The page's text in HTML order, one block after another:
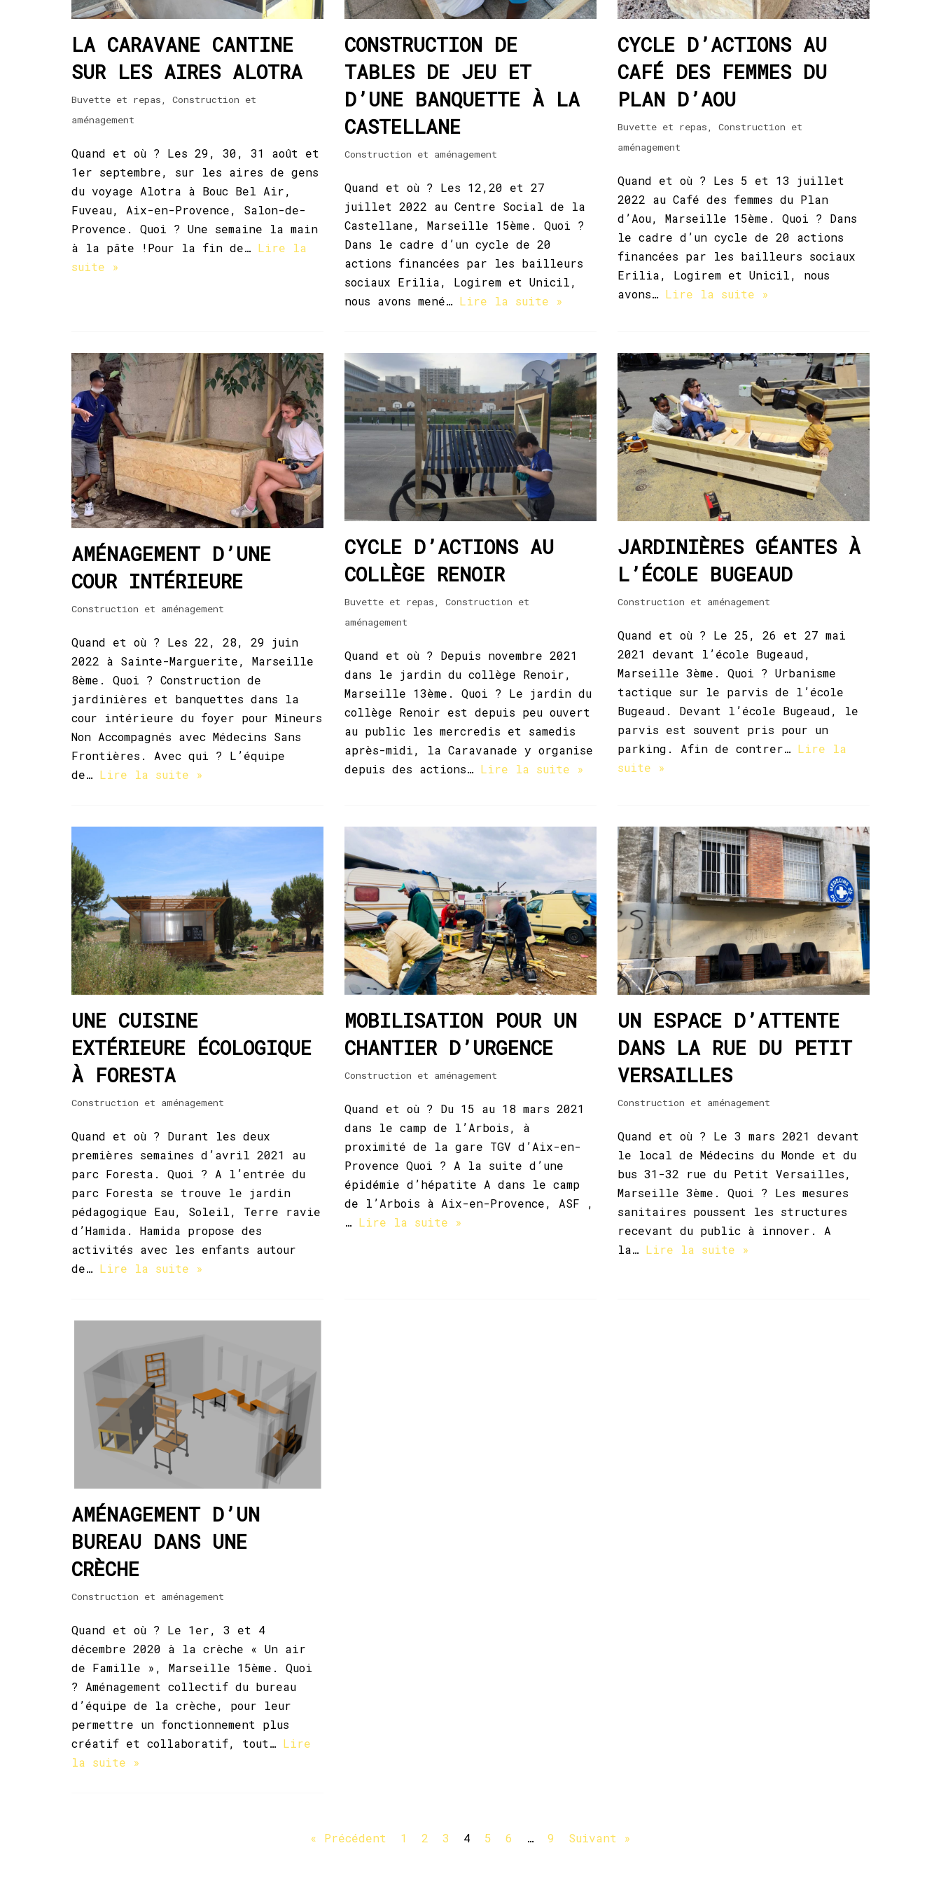
LA CARAVANE CANTINE
SUR LES AIRES ALOTRA
Buvette et repas, Construction et
aménagement
Quand et où ? Les 29, 30, 31 août et
1er septembre, sur les aires de gens
du voyage Alotra à Bouc Bel Air,
Fuveau, Aix-en-Provence, Salon-de-
Provence. Quoi ? Une semaine la main
à la pâte !Pour la fin de… Lire la
suite »
CONSTRUCTION DE
TABLES DE JEU ET
D’UNE BANQUETTE À LA
CASTELLANE
Construction et aménagement
Quand et où ? Les 12,20 et 27
juillet 2022 au Centre Social de la
Castellane, Marseille 15ème. Quoi ?
Dans le cadre d’un cycle de 20
actions financées par les bailleurs
sociaux Erilia, Logirem et Unicil,
nous avons mené… Lire la suite »
CYCLE D’ACTIONS AU
CAFÉ DES FEMMES DU
PLAN D’AOU
Buvette et repas, Construction et
aménagement
Quand et où ? Les 5 et 13 juillet
2022 au Café des femmes du Plan
d’Aou, Marseille 15ème. Quoi ? Dans
le cadre d’un cycle de 20 actions
financées par les bailleurs sociaux
Erilia, Logirem et Unicil, nous
avons… Lire la suite »
AMÉNAGEMENT D’UNE
COUR INTÉRIEURE
Construction et aménagement
Quand et où ? Les 22, 28, 29 juin
2022 à Sainte-Marguerite, Marseille
8ème. Quoi ? Construction de
jardinières et banquettes dans la
cour intérieure du foyer pour Mineurs
Non Accompagnés avec Médecins Sans
Frontières. Avec qui ? L’équipe
de… Lire la suite »
CYCLE D’ACTIONS AU
COLLÈGE RENOIR
Buvette et repas, Construction et
aménagement
Quand et où ? Depuis novembre 2021
dans le jardin du collège Renoir,
Marseille 13ème. Quoi ? Le jardin du
collège Renoir est depuis peu ouvert
au public les mercredis et samedis
après-midi, la Caravanade y organise
depuis des actions… Lire la suite »
JARDINIÈRES GÉANTES À
L’ÉCOLE BUGEAUD
Construction et aménagement
Quand et où ? Le 25, 26 et 27 mai
2021 devant l’école Bugeaud,
Marseille 3ème. Quoi ? Urbanisme
tactique sur le parvis de l’école
Bugeaud. Devant l’école Bugeaud, le
parvis est souvent pris pour un
parking. Afin de contrer… Lire la
suite »
UNE CUISINE
EXTÉRIEURE ÉCOLOGIQUE
À FORESTA
Construction et aménagement
Quand et où ? Durant les deux
premières semaines d’avril 2021 au
parc Foresta. Quoi ? A l’entrée du
parc Foresta se trouve le jardin
pédagogique Eau, Soleil, Terre ravie
d’Hamida. Hamida propose des
activités avec les enfants autour
de… Lire la suite »
MOBILISATION POUR UN
CHANTIER D’URGENCE
Construction et aménagement
Quand et où ? Du 15 au 18 mars 2021
dans le camp de l’Arbois, à
proximité de la gare TGV d’Aix-en-
Provence Quoi ? A la suite d’une
épidémie d’hépatite A dans le camp
de l’Arbois à Aix-en-Provence, ASF ,
… Lire la suite »
UN ESPACE D’ATTENTE
DANS LA RUE DU PETIT
VERSAILLES
Construction et aménagement
Quand et où ? Le 3 mars 2021 devant
le local de Médecins du Monde et du
bus 31-32 rue du Petit Versailles,
Marseille 3ème. Quoi ? Les mesures
sanitaires poussent les structures
recevant du public à innover. A
la… Lire la suite »
AMÉNAGEMENT D’UN
BUREAU DANS UNE
CRÈCHE
Construction et aménagement
Quand et où ? Le 1er, 3 et 4
décembre 2020 à la crèche « Un air
de Famille », Marseille 15ème. Quoi
? Aménagement collectif du bureau
d’équipe de la crèche, pour leur
permettre un fonctionnement plus
créatif et collaboratif, tout… Lire
la suite »
« Précédent 1 2 3 4 5 6 … 9 Suivant »